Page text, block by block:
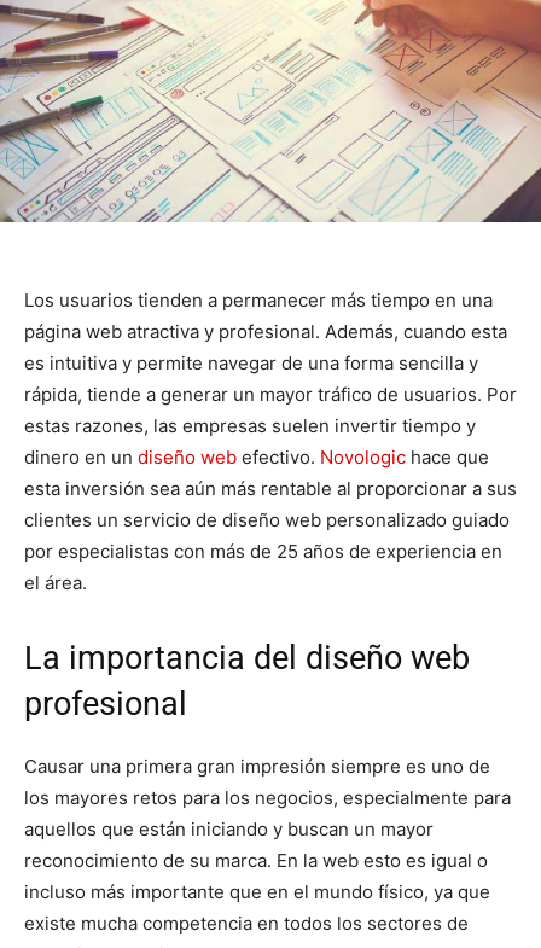
Los usuarios tienden a permanecer más tiempo en una
página web atractiva y profesional. Además, cuando esta
es intuitiva y permite navegar de una forma sencilla y
rápida, tiende a generar un mayor tráfico de usuarios. Por
estas razones, las empresas suelen invertir tiempo y
dinero en un diseño web efectivo. Novologic hace que
esta inversión sea aún más rentable al proporcionar a sus
clientes un servicio de diseño web personalizado guiado
por especialistas con más de 25 años de experiencia en
el área.
La importancia del diseño web
profesional
Causar una primera gran impresión siempre es uno de
los mayores retos para los negocios, especialmente para
aquellos que están iniciando y buscan un mayor
reconocimiento de su marca. En la web esto es igual o
incluso más importante que en el mundo físico, ya que
existe mucha competencia en todos los sectores de